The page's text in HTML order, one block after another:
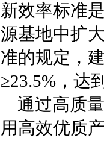
新效率标准
源基地中扩
准的规定，
≥23.5%，达
通过高质
用高效优质